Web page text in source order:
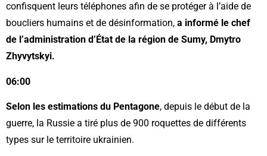
confisquent leurs téléphones afin de se protéger à l’aide de
boucliers humains et de désinformation, a informé le chef
de l’administration d’État de la région de Sumy, Dmytro
Zhyvytskyi.
06:00
Selon les estimations du Pentagone, depuis le début de la
guerre, la Russie a tiré plus de 900 roquettes de différents
types sur le territoire ukrainien.